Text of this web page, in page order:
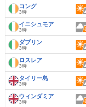
コング
3時
イニシュモア
3時
ダブリン
3時
ロスレア
3時
タイリー島
3時
ウィンダミア
3時